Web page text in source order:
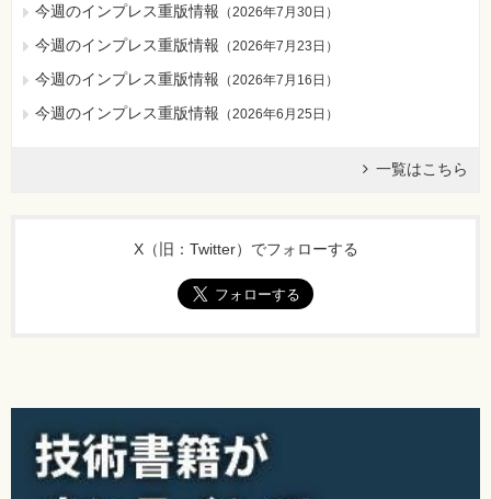
今週のインプレス重版情報 （2026年7月30日 ）
今週のインプレス重版情報 （2026年7月23日 ）
今週のインプレス重版情報 （2026年7月16日 ）
今週のインプレス重版情報 （2026年6月25日 ）
一覧はこちら
X（旧：Twitter）でフォローする